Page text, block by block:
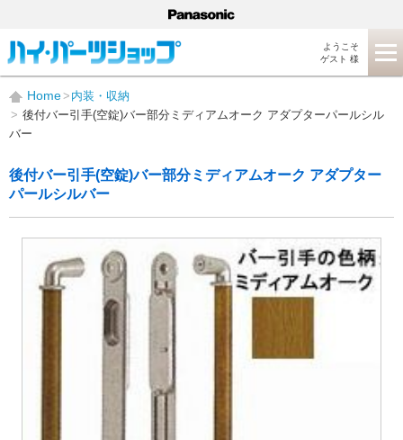
ようこそ
ゲスト 様
Home
内装・収納
後付バー引手(空錠)バー部分ミディアムオーク アダプターパールシル
バー
後付バー引手(空錠)バー部分ミディアムオーク アダプター
パールシルバー